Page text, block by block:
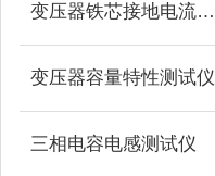
变压器铁芯接地电流测试仪
变压器容量特性测试仪
三相电容电感测试仪